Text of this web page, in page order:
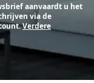
aanvaardt u het
via de
Verdere